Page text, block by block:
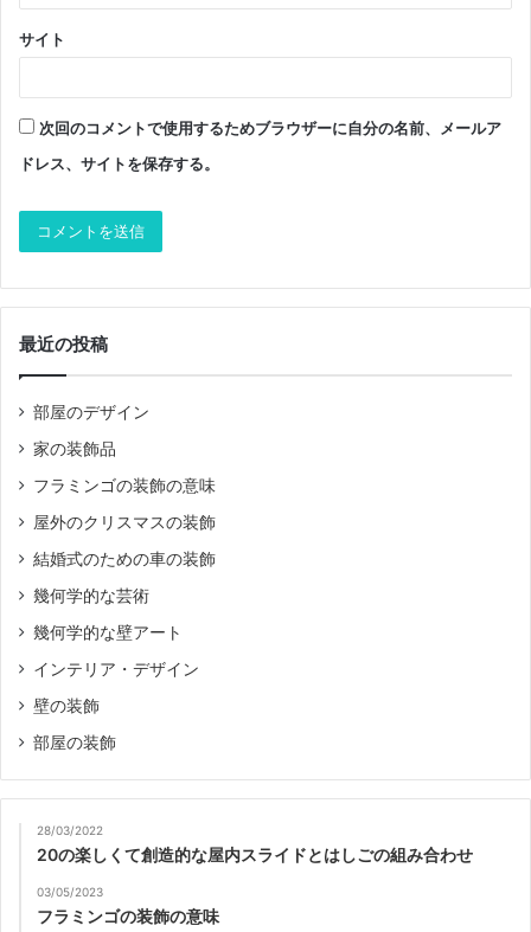
サイト
次回のコメントで使用するためブラウザーに自分の名前、メールア
ドレス、サイトを保存する。
最近の投稿
部屋のデザイン
家の装飾品
フラミンゴの装飾の意味
屋外のクリスマスの装飾
結婚式のための車の装飾
幾何学的な芸術
幾何学的な壁アート
インテリア・デザイン
壁の装飾
部屋の装飾
28/03/2022
20の楽しくて創造的な屋内スライドとはしごの組み合わせ
03/05/2023
フラミンゴの装飾の意味